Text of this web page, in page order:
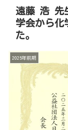
遠藤 浩 先
学会から化
た。
2025年前期